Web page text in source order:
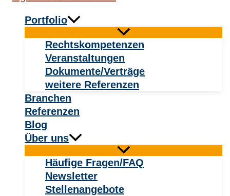
Portfolio
Rechtskompetenzen
Veranstaltungen
Dokumente/Verträge
weitere Referenzen
Branchen
Referenzen
Blog
Über uns
Häufige Fragen/FAQ
Newsletter
Stellenangebote